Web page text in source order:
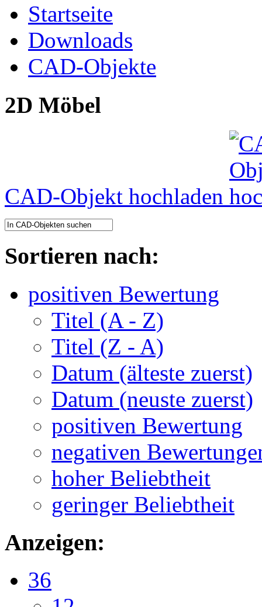
Startseite
Downloads
CAD-Objekte
2D Möbel
CAD-Objekt hochladen
Sortieren nach:
positiven Bewertung
Titel (A - Z)
Titel (Z - A)
Datum (älteste zuerst)
Datum (neuste zuerst)
positiven Bewertung
negativen
hoher Beliebtheit
geringer Beliebtheit
Anzeigen:
36